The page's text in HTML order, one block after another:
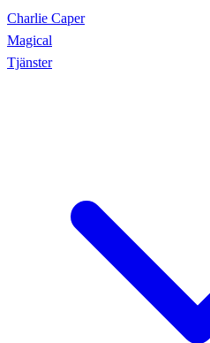
Charlie Caper
Magical
Tjänster